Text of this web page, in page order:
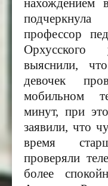
нахождением
профессор
Орхусского
выяснили,
девочек
мобильном
минут, при
заявили, что
время
проверяли
более